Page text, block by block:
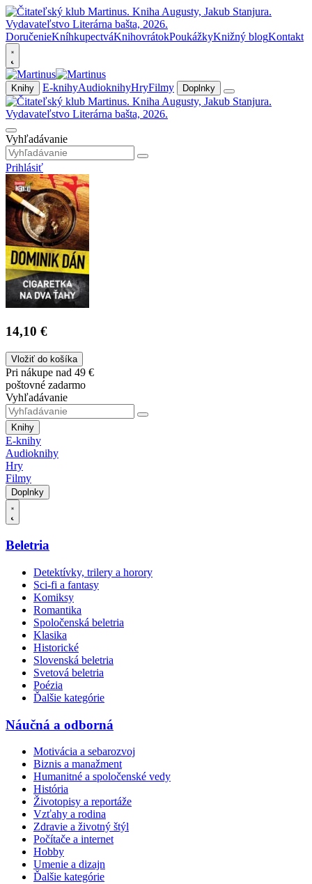
DoručenieKníhkupectváKnihovrátokPoukážkyKnižný blogKontakt
Knihy E-knihyAudioknihyHryFilmy Doplnky
Vyhľadávanie
Prihlásiť
14,10 €
Vložiť do košíka
Pri nákupe nad 49 €
poštovné zadarmo
Vyhľadávanie
Knihy
E-knihy
Audioknihy
Hry
Filmy
Doplnky
Beletria
Detektívky, trilery a horory
Sci-fi a fantasy
Komiksy
Romantika
Spoločenská beletria
Klasika
Historické
Slovenská beletria
Svetová beletria
Poézia
Ďalšie kategórie
Náučná a odborná
Motivácia a sebarozvoj
Biznis a manažment
Humanitné a spoločenské vedy
História
Životopisy a reportáže
Vzťahy a rodina
Zdravie a životný štýl
Počítače a internet
Hobby
Umenie a dizajn
Ďalšie kategórie